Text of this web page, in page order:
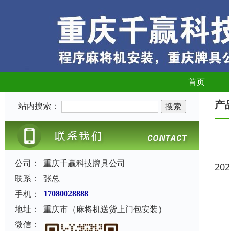
首页
站内搜索：
公司：
重庆千赢科技牌具公司
联系：
张总
手机：
17080028888
地址：
重庆市（麻将机送货上门包安装）
微信：
产